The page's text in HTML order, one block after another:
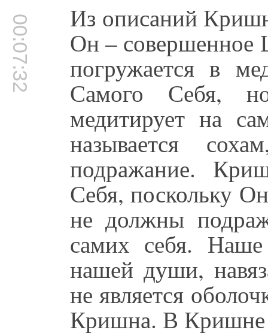
00:07:32 Из описаний
Он – совершенное
погружается в
Самого Себя,
медитирует на
называется
подражание.
Себя, поскольку
не должны
самих себя.
нашей души,
не является
Кришна. В Кришне